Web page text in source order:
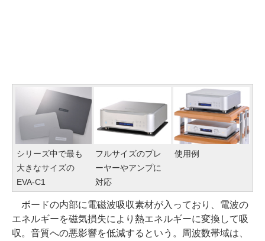
シリーズ中で最も
大きなサイズの
EVA-C1
フルサイズのプレ
ーヤーやアンプに
対応
使用例
ボードの内部に電磁波吸収素材が入っており、電波の
エネルギーを磁気損失により熱エネルギーに変換して吸
収。音質への悪影響を低減するという。周波数帯域は、